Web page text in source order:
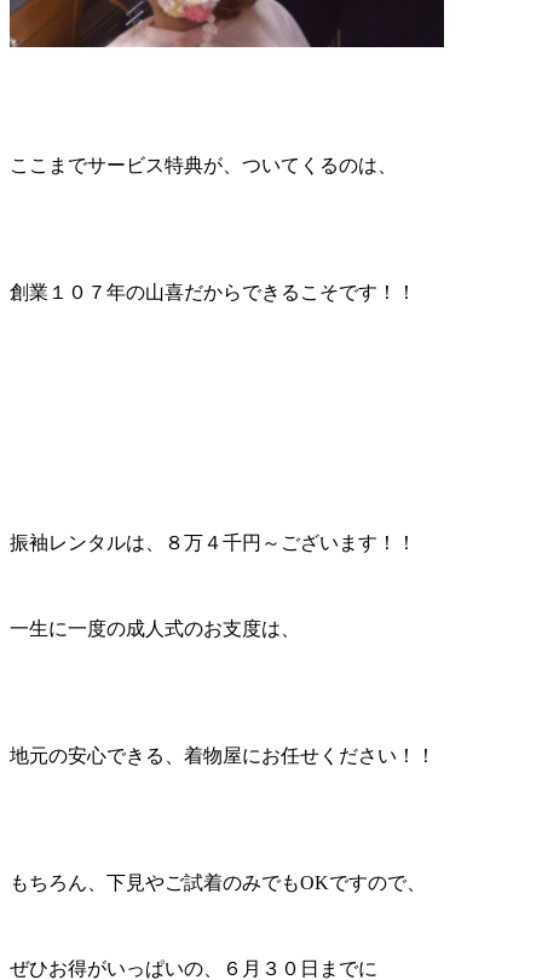
ここまでサービス特典が、ついてくるのは、
創業１０７年の山喜だからできるこそです！！
振袖レンタルは、８万４千円～ございます！！
一生に一度の成人式のお支度は、
地元の安心できる、着物屋にお任せください！！
もちろん、下見やご試着のみでもOKですので、
ぜひお得がいっぱいの、６月３０日までに